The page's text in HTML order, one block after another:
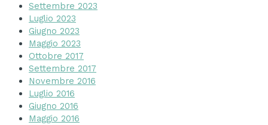
Settembre 2023
Luglio 2023
Giugno 2023
Maggio 2023
Ottobre 2017
Settembre 2017
Novembre 2016
Luglio 2016
Giugno 2016
Maggio 2016